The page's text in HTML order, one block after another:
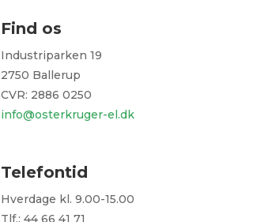
Find os
Industriparken 19
2750 Ballerup
CVR: 2886 0250
info@osterkruger-el.dk
Telefontid
Hverdage kl. 9.00-15.00
Tlf.: 44 66 41 71